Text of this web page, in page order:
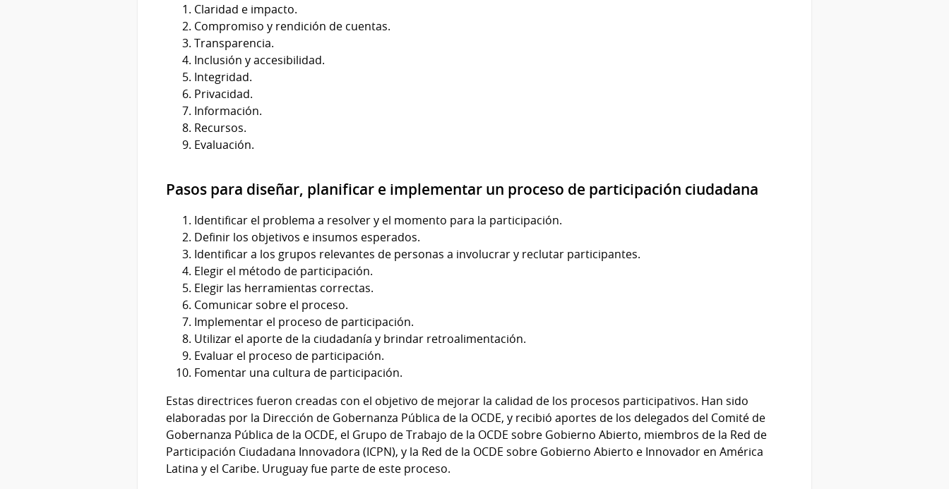
Claridad e impacto.
Compromiso y rendición de cuentas.
Transparencia.
Inclusión y accesibilidad.
Integridad.
Privacidad.
Información.
Recursos.
Evaluación.
Pasos para diseñar, planificar e implementar un proceso de participación ciudadana
Identificar el problema a resolver y el momento para la participación.
Definir los objetivos e insumos esperados.
Identificar a los grupos relevantes de personas a involucrar y reclutar participantes.
Elegir el método de participación.
Elegir las herramientas correctas.
Comunicar sobre el proceso.
Implementar el proceso de participación.
Utilizar el aporte de la ciudadanía y brindar retroalimentación.
Evaluar el proceso de participación.
Fomentar una cultura de participación.
Estas directrices fueron creadas con el objetivo de mejorar la calidad de los procesos participativos. Han sido
elaboradas por la Dirección de Gobernanza Pública de la OCDE, y recibió aportes de los delegados del Comité de
Gobernanza Pública de la OCDE, el Grupo de Trabajo de la OCDE sobre Gobierno Abierto, miembros de la Red de
Participación Ciudadana Innovadora (ICPN), y la Red de la OCDE sobre Gobierno Abierto e Innovador en América
Latina y el Caribe. Uruguay fue parte de este proceso.